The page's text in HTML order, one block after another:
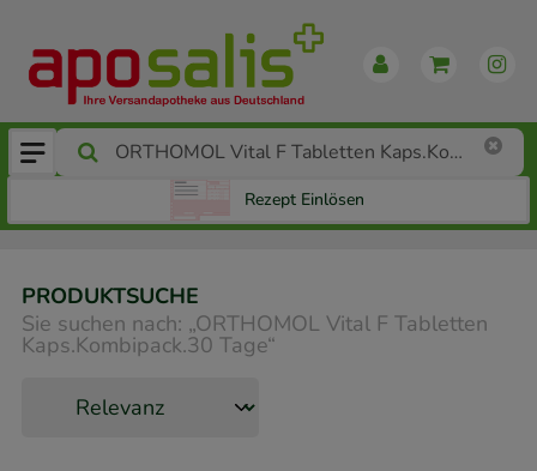
Rezept Einlösen
PRODUKTSUCHE
Sie suchen nach: „ORTHOMOL Vital F Tabletten
Kaps.Kombipack.30 Tage“